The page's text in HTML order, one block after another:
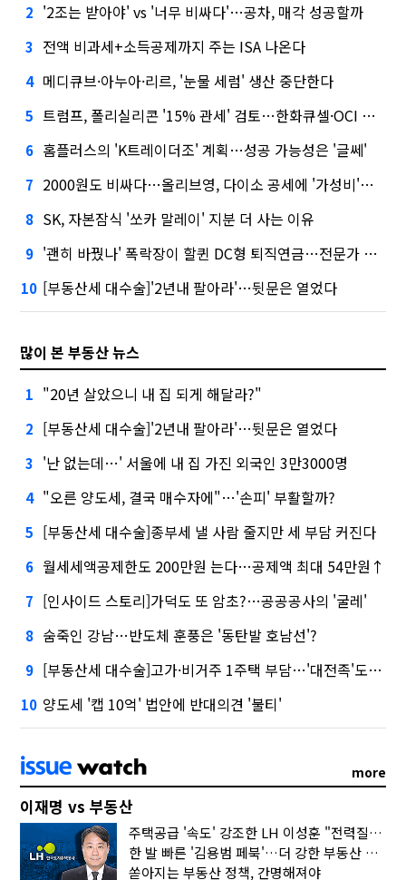
2 '2조는 받아야' vs '너무 비싸다'…공차, 매각 성공할까
3 전액 비과세+소득공제까지 주는 ISA 나온다
4 메디큐브·아누아·리르, '눈물 세럼' 생산 중단한다
5 트럼프, 폴리실리콘 '15% 관세' 검토…한화큐셀·OCI 영향은?
6 홈플러스의 'K트레이더조' 계획…성공 가능성은 '글쎄'
7 2000원도 비싸다…올리브영, 다이소 공세에 '가성비'로 맞불
8 SK, 자본잠식 '쏘카 말레이' 지분 더 사는 이유
9 '괜히 바꿨나' 폭락장이 할퀸 DC형 퇴직연금…전문가 조언은
10 [부동산세 대수술]'2년내 팔아라'…뒷문은 열었다
많이 본 부동산 뉴스
1 "20년 살았으니 내 집 되게 해달라?"
2 [부동산세 대수술]'2년내 팔아라'…뒷문은 열었다
3 '난 없는데…' 서울에 내 집 가진 외국인 3만3000명
4 "오른 양도세, 결국 매수자에"…'손피' 부활할까?
5 [부동산세 대수술]종부세 낼 사람 줄지만 세 부담 커진다
6 월세세액공제한도 200만원 는다…공제액 최대 54만원↑
7 [인사이드 스토리]가덕도 또 암초?…공공공사의 '굴레'
8 숨죽인 강남…반도체 훈풍은 '동탄발 호남선'?
9 [부동산세 대수술]고가·비거주 1주택 부담…'대전족'도 불똥
10 양도세 '캡 10억' 법안에 반대의견 '불티'
more
이재명 vs 부동산
주택공급 '속도' 강조한 LH 이성훈 "전력질주해야"
한 발 빠른 '김용범 페북'…더 강한 부동산 규제 나오나
쏟아지는 부동산 정책, 간명해져야